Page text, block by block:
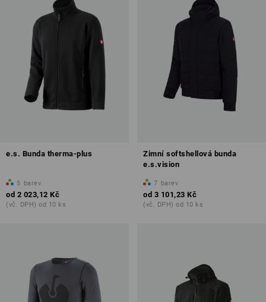
e.s. Bunda therma-plus
5 barev
od 2 023,12 Kč
(vč. DPH) od 10 ks
Zimní softshellová bunda
e.s.vision
7 barev
od 3 101,23 Kč
(vč. DPH) od 10 ks